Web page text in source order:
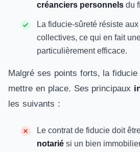
créanciers personnels du
La fiducie-sûreté résiste
collectives, ce qui en fait
particulièrement efficace.
Malgré ses points forts, la
mettre en place. Ses principaux
les suivants :
Le contrat de fiducie doit
notarié si un bien